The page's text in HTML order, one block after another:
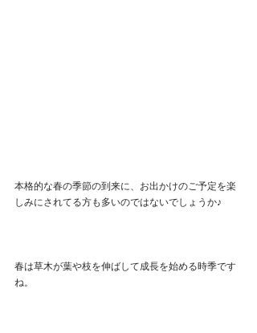
本格的な春の季節の到来に、お出かけのご予定を楽
しみにされてる方も多いのではないでしょうか♪
春は草木が葉や枝を伸ばして成長を始める時季です
ね。